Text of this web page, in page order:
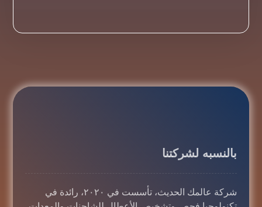
بالنسبه لشركتنا
شركة عالمك الحديث، تأسست في ٢٠٢٠، رائدة في